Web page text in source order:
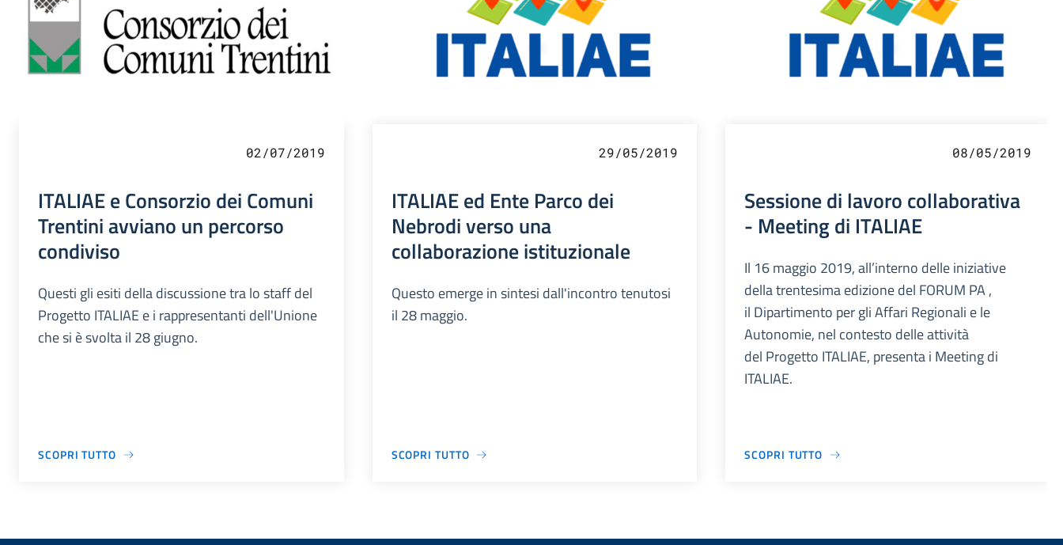
02/07/2019
ITALIAE e Consorzio dei Comuni
Trentini avviano un percorso
condiviso
Questi gli esiti della discussione tra lo staff del
Progetto ITALIAE e i rappresentanti dell'Unione
che si è svolta il 28 giugno.
SCOPRI TUTTO
29/05/2019
ITALIAE ed Ente Parco dei
Nebrodi verso una
collaborazione istituzionale
Questo emerge in sintesi dall'incontro tenutosi
il 28 maggio.
SCOPRI TUTTO
08/05/2019
Sessione di lavoro collaborativa
- Meeting di ITALIAE
Il 16 maggio 2019, all’interno delle iniziative
della trentesima edizione del FORUM PA ,
il Dipartimento per gli Affari Regionali e le
Autonomie, nel contesto delle attività
del Progetto ITALIAE, presenta i Meeting di
ITALIAE.
SCOPRI TUTTO